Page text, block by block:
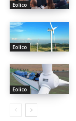
Eolico
Eolico
Eolico